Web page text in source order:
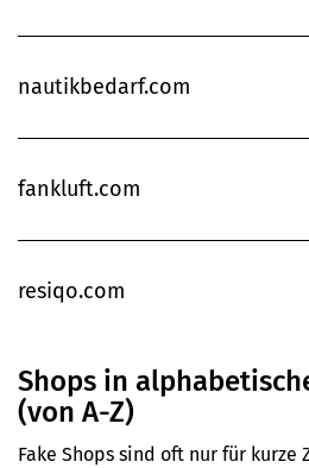
nautikbedarf.com
fankluft.com
resiqo.com
Shops in
(von A-Z)
Fake Shops sind oft nur für kurze